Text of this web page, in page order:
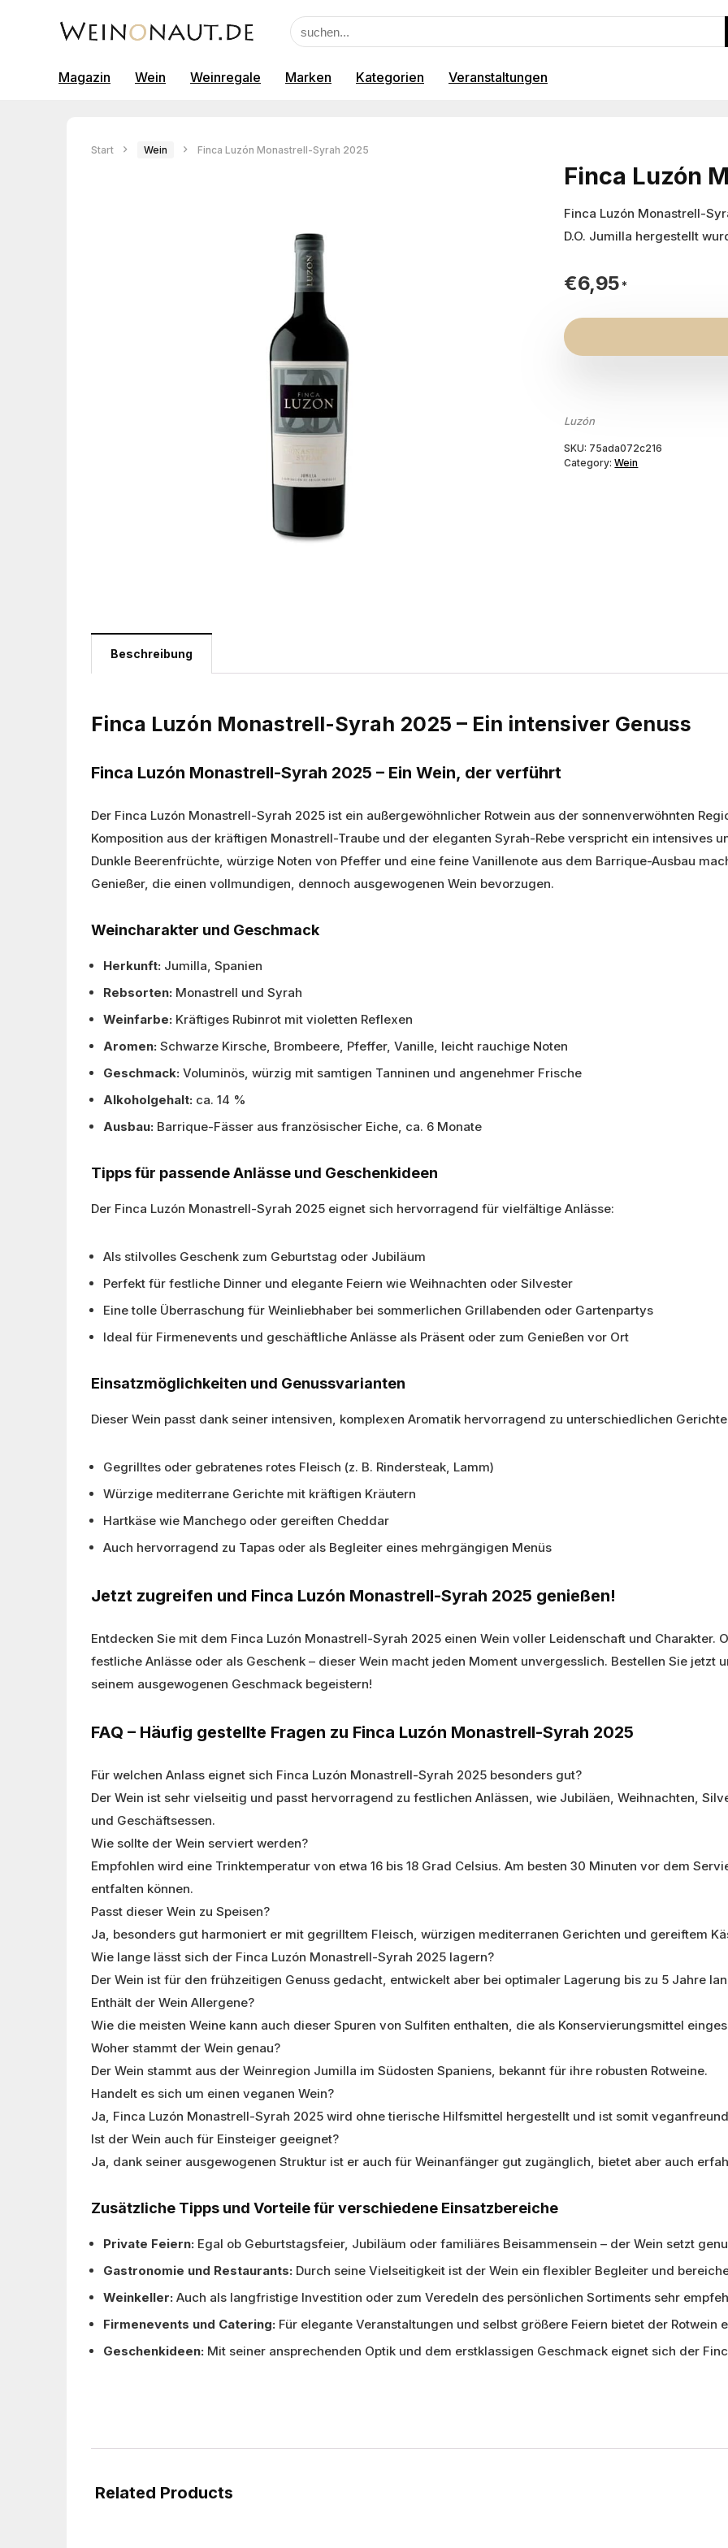
Magazin Wein Weinregale Marken Kategorien Veranstaltungen
Start Wein Finca Luzón Monastrell-Syrah 2025
Finca Luzón
Finca Luzón Monastrell-
D.O. Jumilla hergestellt
€6,95
Luzón
SKU: 75ada072c216
Category:Wein
Beschreibung
Finca Luzón Monastrell-Syrah 2025 – Ein intensiver Genuss
Finca Luzón Monastrell-Syrah 2025 – Ein Wein, der verführt
Der Finca Luzón Monastrell-Syrah 2025 ist ein außergewöhnlicher Rotwein aus der sonnenverwöhnten
Komposition aus der kräftigen Monastrell-Traube und der eleganten Syrah-Rebe verspricht ein intensives
Dunkle Beerenfrüchte, würzige Noten von Pfeffer und eine feine Vanillenote aus dem Barrique-Ausbau
Genießer, die einen vollmundigen, dennoch ausgewogenen Wein bevorzugen.
Weincharakter und Geschmack
Herkunft: Jumilla, Spanien
Rebsorten: Monastrell und Syrah
Weinfarbe: Kräftiges Rubinrot mit violetten Reflexen
Aromen: Schwarze Kirsche, Brombeere, Pfeffer, Vanille, leicht rauchige Noten
Geschmack: Voluminös, würzig mit samtigen Tanninen und angenehmer Frische
Alkoholgehalt: ca. 14 %
Ausbau: Barrique-Fässer aus französischer Eiche, ca. 6 Monate
Tipps für passende Anlässe und Geschenkideen
Der Finca Luzón Monastrell-Syrah 2025 eignet sich hervorragend für vielfältige Anlässe:
Als stilvolles Geschenk zum Geburtstag oder Jubiläum
Perfekt für festliche Dinner und elegante Feiern wie Weihnachten oder Silvester
Eine tolle Überraschung für Weinliebhaber bei sommerlichen Grillabenden oder Gartenpartys
Ideal für Firmenevents und geschäftliche Anlässe als Präsent oder zum Genießen vor Ort
Einsatzmöglichkeiten und Genussvarianten
Dieser Wein passt dank seiner intensiven, komplexen Aromatik hervorragend zu unterschiedlichen
Gegrilltes oder gebratenes rotes Fleisch (z. B. Rindersteak, Lamm)
Würzige mediterrane Gerichte mit kräftigen Kräutern
Hartkäse wie Manchego oder gereiften Cheddar
Auch hervorragend zu Tapas oder als Begleiter eines mehrgängigen Menüs
Jetzt zugreifen und Finca Luzón Monastrell-Syrah 2025 genießen!
Entdecken Sie mit dem Finca Luzón Monastrell-Syrah 2025 einen Wein voller Leidenschaft und Charakter.
festliche Anlässe oder als Geschenk – dieser Wein macht jeden Moment unvergesslich. Bestellen Sie jetzt
seinem ausgewogenen Geschmack begeistern!
FAQ – Häufig gestellte Fragen zu Finca Luzón Monastrell-Syrah 2025
Für welchen Anlass eignet sich Finca Luzón Monastrell-Syrah 2025 besonders gut?
Der Wein ist sehr vielseitig und passt hervorragend zu festlichen Anlässen, wie Jubiläen, Weihnachten,
und Geschäftsessen.
Wie sollte der Wein serviert werden?
Empfohlen wird eine Trinktemperatur von etwa 16 bis 18 Grad Celsius. Am besten 30 Minuten vor dem
entfalten können.
Passt dieser Wein zu Speisen?
Ja, besonders gut harmoniert er mit gegrilltem Fleisch, würzigen mediterranen Gerichten und gereiftem
Wie lange lässt sich der Finca Luzón Monastrell-Syrah 2025 lagern?
Der Wein ist für den frühzeitigen Genuss gedacht, entwickelt aber bei optimaler Lagerung bis zu 5 Jahre
Enthält der Wein Allergene?
Wie die meisten Weine kann auch dieser Spuren von Sulfiten enthalten, die als Konservierungsmittel
Woher stammt der Wein genau?
Der Wein stammt aus der Weinregion Jumilla im Südosten Spaniens, bekannt für ihre robusten Rotweine.
Handelt es sich um einen veganen Wein?
Ja, Finca Luzón Monastrell-Syrah 2025 wird ohne tierische Hilfsmittel hergestellt und ist somit
Ist der Wein auch für Einsteiger geeignet?
Ja, dank seiner ausgewogenen Struktur ist er auch für Weinanfänger gut zugänglich, bietet aber auch
Zusätzliche Tipps und Vorteile für verschiedene Einsatzbereiche
Private Feiern: Egal ob Geburtstagsfeier, Jubiläum oder familiäres Beisammensein – der Wein setzt
Gastronomie und Restaurants: Durch seine Vielseitigkeit ist der Wein ein flexibler Begleiter und
Weinkeller: Auch als langfristige Investition oder zum Veredeln des persönlichen Sortiments sehr
Firmenevents und Catering: Für elegante Veranstaltungen und selbst größere Feiern bietet der Rotwein
Geschenkideen: Mit seiner ansprechenden Optik und dem erstklassigen Geschmack eignet sich der
Related Products